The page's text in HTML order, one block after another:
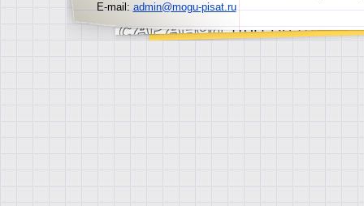
E-mail:admin@mogu-pisat.ru